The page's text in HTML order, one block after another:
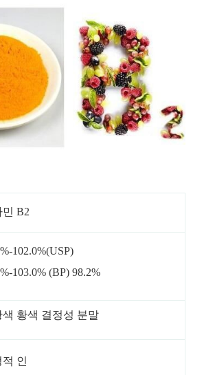
민 B2
102.0%(USP)
103.0% (BP) 98.2%
색 황색 결정성 분말
적 인